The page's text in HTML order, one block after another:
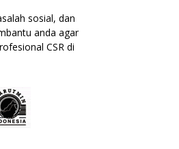
sosial, dan
anda agar
CSR di